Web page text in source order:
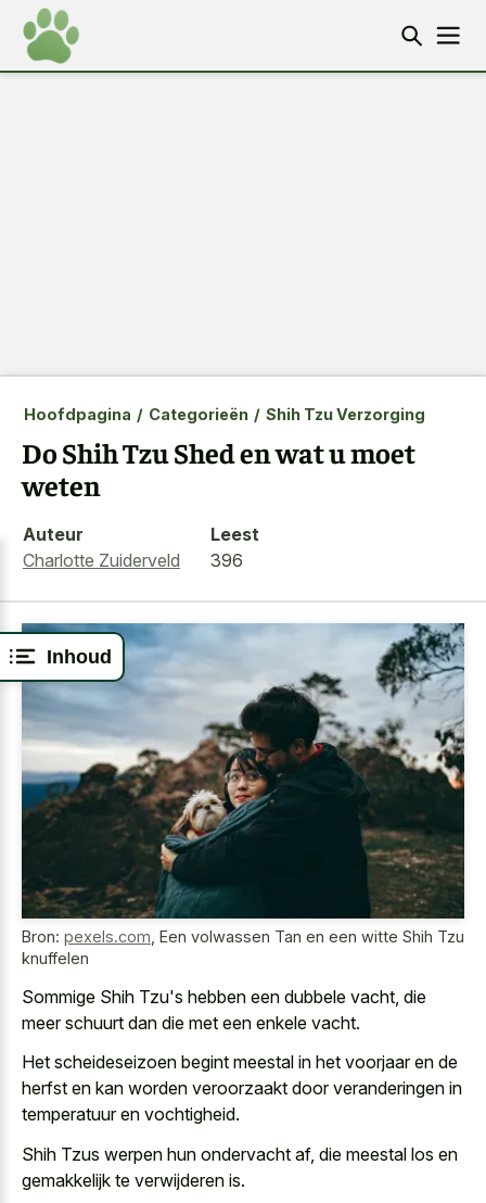
Inhoud
Hoofdpagina / Categorieën / Shih Tzu Verzorging
Do Shih Tzu Shed en wat u moet
weten
Auteur
Charlotte Zuiderveld
Leest
396
Bron: pexels.com Een volwassen Tan en een witte Shih Tzu
knuffelen
Sommige Shih Tzu's hebben een dubbele vacht, die
meer schuurt dan die met een enkele vacht.
Het scheideseizoen begint meestal in het voorjaar en de
herfst en kan worden veroorzaakt door veranderingen in
temperatuur en vochtigheid.
Shih Tzus werpen hun ondervacht af, die meestal los en
gemakkelijk te verwijderen is.